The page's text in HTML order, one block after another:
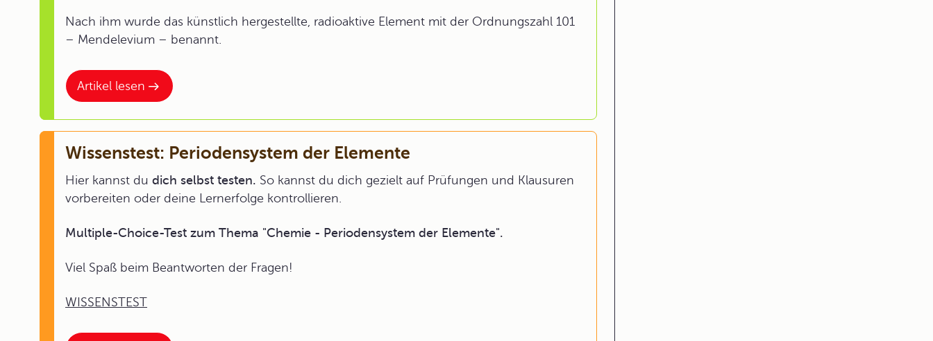
Artikel lesen
Nach ihm wurde das künstlich hergestellte, radioaktive Element mit der Ordnungszahl 101
– Mendelevium – benannt.
Wissenstest: Periodensystem der Elemente
Hier kannst du dich selbst testen. So kannst du dich gezielt auf Prüfungen und Klausuren
vorbereiten oder deine Lernerfolge kontrollieren.
Multiple-Choice-Test zum Thema "Chemie - Periodensystem der Elemente".
Viel Spaß beim Beantworten der Fragen!
WISSENSTEST